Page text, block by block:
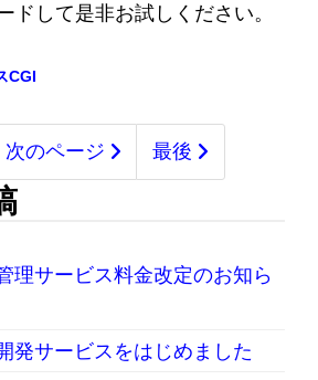
ドして是非お試しください。
CGI
次のページ 最後
理サービス料金改定のお知ら
発サービスをはじめました